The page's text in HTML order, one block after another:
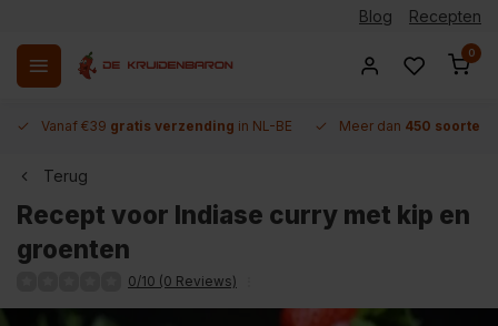
Blog Recepten
0
Vanaf €39 gratis verzending in NL-BE Meer dan 450 soorten
Terug
Recept voor Indiase curry met kip en
groenten
0/10 (0 Reviews)